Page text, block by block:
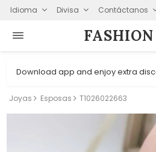
Idioma Divisa Contáctanos
FASHION⁠
Download app and enjoy extra
Joyas Esposas T1026022663